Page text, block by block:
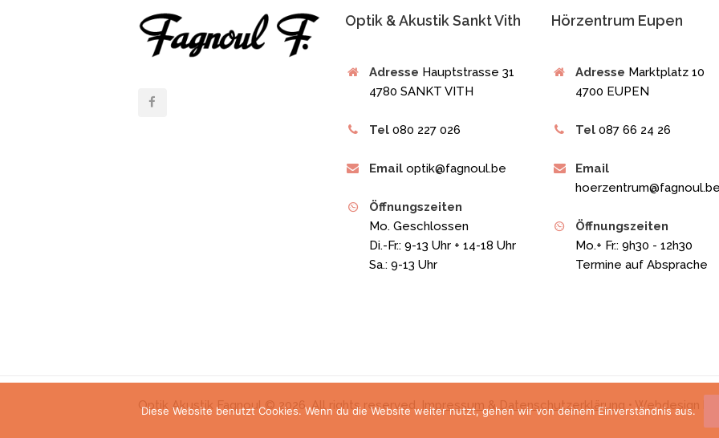
Optik & Akustik Sankt Vith
Adresse Hauptstrasse 31
4780 SANKT VITH
Tel 080 227 026
Email optik@fagnoul.be
Öffnungszeiten
Mo. Geschlossen
Di.-Fr.: 9-13 Uhr + 14-18 Uhr
Sa.: 9-13 Uhr
Hörzentrum Eupen
Adresse Marktplatz 10
4700 EUPEN
Tel 087 66 24 26
Email
hoerzentrum@fagnoul.be
Öffnungszeiten
Mo.+ Fr.: 9h30 - 12h30
Termine auf Absprache
Optik Akustik Fagnoul © 2026. All rights reserved. Impressum & Datenschutzerklärung • Webdesign by
Diese Website benutzt Cookies. Wenn du die Website weiter nutzt, gehen wir von deinem Einverständnis aus.